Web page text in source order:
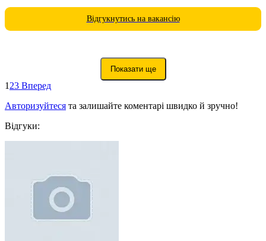
Відгукнутись на вакансію
Показати ще
1 23 Вперед
Авторизуйтеся та залишайте коментарі швидко й зручно!
Відгуки: